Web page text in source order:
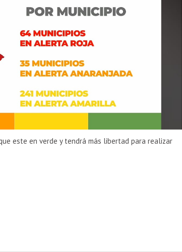
este en verde y tendrá más libertad para realizar